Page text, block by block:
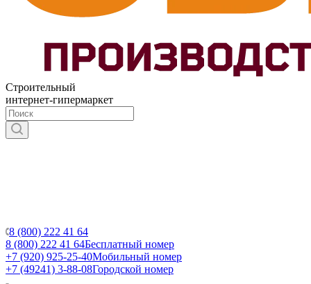
Строительный
интернет-гипермаркет
8 (800) 222 41 64
8 (800) 222 41 64Бесплатный номер
+7 (920) 925-25-40Мобильный номер
+7 (49241) 3-88-08Городской номер